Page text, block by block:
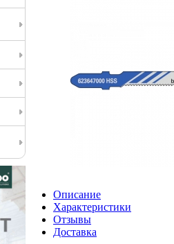
Описание
Характеристики
Отзывы
Доставка